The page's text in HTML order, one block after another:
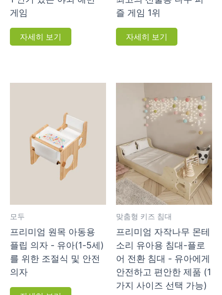
게임
자세히 보기
즐 게임 1위
자세히 보기
모두
프리미엄 원목 아동용
플립 의자 - 유아(1-5세)
를 위한 조절식 및 안전
의자
맞춤형 키즈 침대
프리미엄 자작나무 몬테
소리 유아용 침대-플로
어 전환 침대 - 유아에게
안전하고 편안한 제품 (1
가지 사이즈 선택 가능)